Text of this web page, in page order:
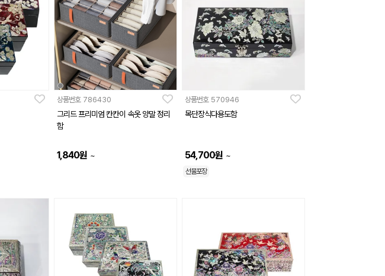
상품번호 786430
그리드 프리미엄 칸칸이 속옷 양말 정리
함
1,840원 ~
상품번호 570946
목단장식다용도함
54,700원 ~
선물포장